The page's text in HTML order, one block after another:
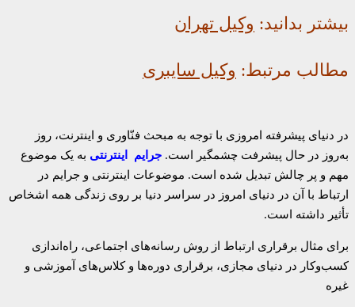
بیشتر بدانید: وکیل تهران
مطالب مرتبط: وکیل سایبری
در دنیای پیشرفته امروزی با توجه به مبحث فنّاوری و اینترنت، روز
به‌روز در حال پیشرفت چشمگیر است. جرایم اینترنتی به یک موضوع
مهم و پر چالش تبدیل شده است. موضوعات اینترنتی و جرایم در
ارتباط با آن در دنیای امروز در سراسر دنیا بر روی زندگی همه اشخاص
تأثیر داشته است.
برای مثال برقراری ارتباط از روش رسانه‌های اجتماعی، راه‌اندازی
کسب‌وکار در دنیای مجازی، برقراری دوره‌ها و کلاس‌های آموزشی و
غیره